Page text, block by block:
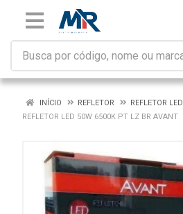
INÍCIO REFLETOR
REFLETOR LED
REFLETOR LED 50W 6500K PT LZ BR AVANT